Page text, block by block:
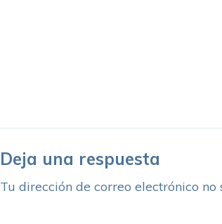
Deja una respuesta
Tu dirección de correo electrónico